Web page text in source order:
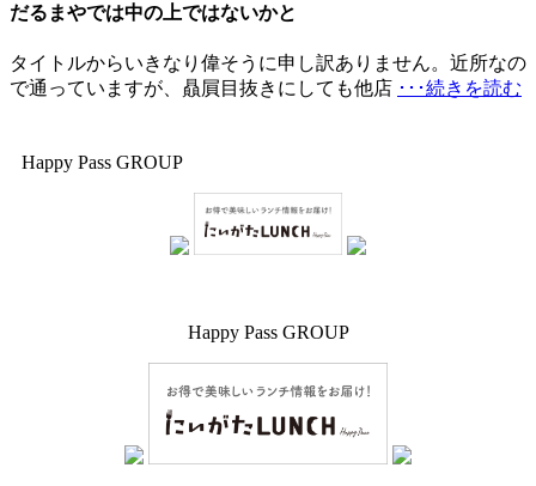
だるまやでは中の上ではないかと
タイトルからいきなり偉そうに申し訳ありません。近所なの
で通っていますが、贔屓目抜きにしても他店 ･･･続きを読む
Happy Pass GROUP
Happy Pass GROUP